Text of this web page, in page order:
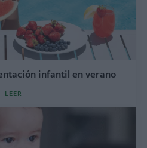
infantil en verano
LEER